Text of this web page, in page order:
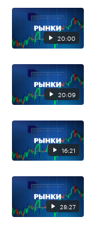
20:00
20:09
16:21
28:27